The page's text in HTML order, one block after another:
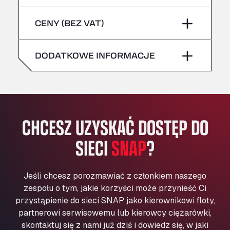
All 4 Trucks
Klaverbladstaat 21, 3560
American Truck Wash
Av. des Etats-Unis 90, 6041
Aut. A4 Salida 288 Pol. Ind. del Guadiel, 23210
AP7 Salida 2, C/ Bassegoda, 4, 17700
Andamur Pamplona
A-15 Salida Imarcoain, 31119
Andamur San Roman II
Aut A1 Exit 385, 01207
Anglia Motel
Washway Road, PE12 8LT
Anpol Sp. z o.o.
Ul. Torunska 147, 85884
sobota –
sobota –
niebezpieczne/ADR
CENY (BEZ VAT)
DODATKOWE INFORMACJE
CHCESZ UZYSKAĆ DOSTĘP DO
SIECISNAP?
Jeśli chcesz porozmawiać z członkiem naszego
zespołu o tym, jakie korzyści może przynieść Ci
przystąpienie do sieci SNAP jako kierownikowi floty,
partnerowi serwisowemu lub kierowcy ciężarówki,
skontaktuj się z nami już dziś i dowiedz się, w jaki